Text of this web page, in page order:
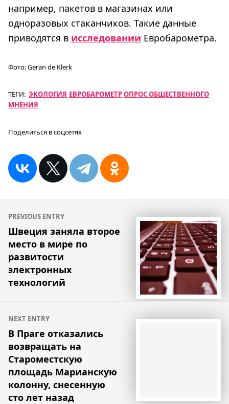
например, пакетов в магазинах или
одноразовых стаканчиков. Такие данные
приводятся в исследовании Евробарометра.
Фото:Geran de Klerk
ТЕГИ: ЭКОЛОГИЯ ЕВРОБАРОМЕТРОПРОС ОБЩЕСТВЕННОГО
МНЕНИЯ
Поделиться в соцсетях
Навигация
по
записям
PREVIOUS ENTRY
Швеция заняла второе
место в мире по
развитости
электронных
технологий
NEXT ENTRY
В Праге отказались
возвращать на
Староместскую
площадь Марианскую
колонну, снесенную
сто лет назад